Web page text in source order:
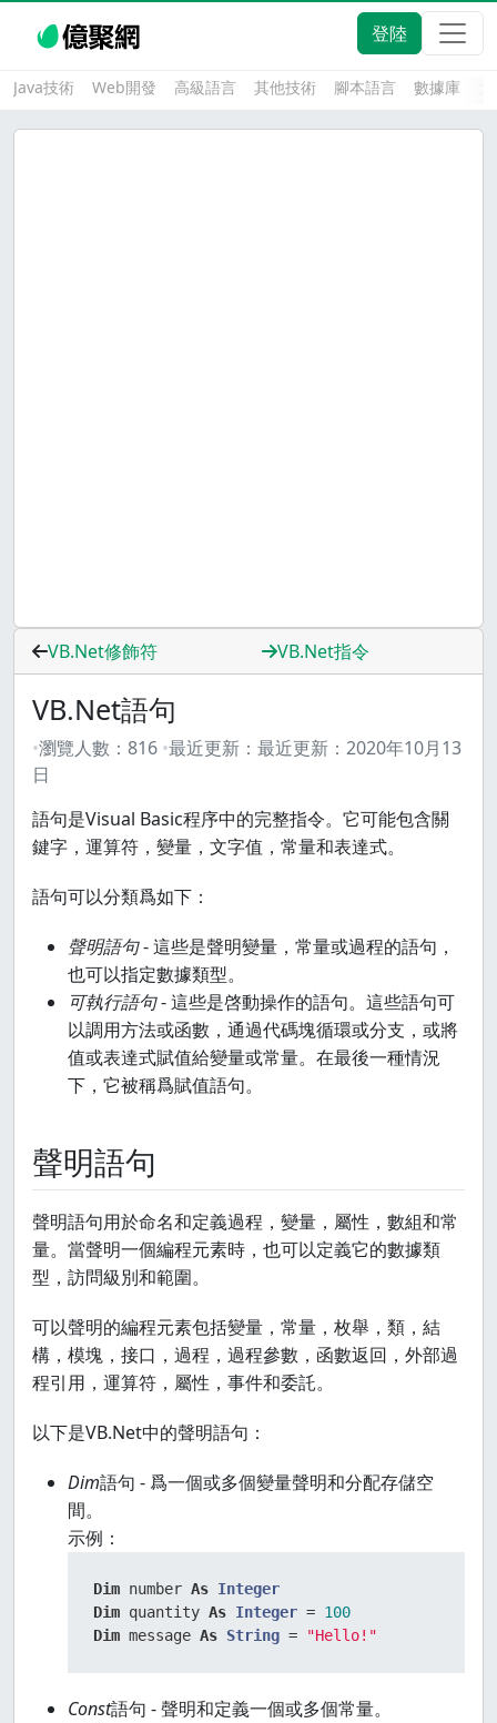
登陸
Java技術 Web開發 高級語言 其他技術 腳本語言 數據庫
VB.Net修飾符 VB.Net指令
VB.Net語句
瀏覽人數： 816 最近更新： 最近更新： 2020年10月13
日
語句是Visual Basic程序中的完整指令。它可能包含關
鍵字，運算符，變量，文字值，常量和表達式。
語句可以分類爲如下：
聲明語句- 這些是聲明變量，常量或過程的語句，
也可以指定數據類型。
可執行語句- 這些是啓動操作的語句。這些語句可
以調用方法或函數，通過代碼塊循環或分支，或將
值或表達式賦值給變量或常量。在最後一種情況
下，它被稱爲賦值語句。
聲明語句
聲明語句用於命名和定義過程，變量，屬性，數組和常
量。當聲明一個編程元素時，也可以定義它的數據類
型，訪問級別和範圍。
可以聲明的編程元素包括變量，常量，枚舉，類，結
構，模塊，接口，過程，過程參數，函數返回，外部過
程引用，運算符，屬性，事件和委託。
以下是VB.Net中的聲明語句：
Dim語句 - 爲一個或多個變量聲明和分配存儲空
間。
示例：
Dim number As Integer
Dim quantity As Integer = 100
Dim message As String = "Hello!"
Const語句 - 聲明和定義一個或多個常量。